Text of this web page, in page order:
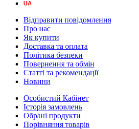
Відправити повідомлення
Про нас
Як купити
Доставка та оплата
Політика безпеки
Повернення та обмін
Статті та рекомендації
Новини
Особистий Кабінет
Історія замовлень
Обрані продукти
Порівняння товарів